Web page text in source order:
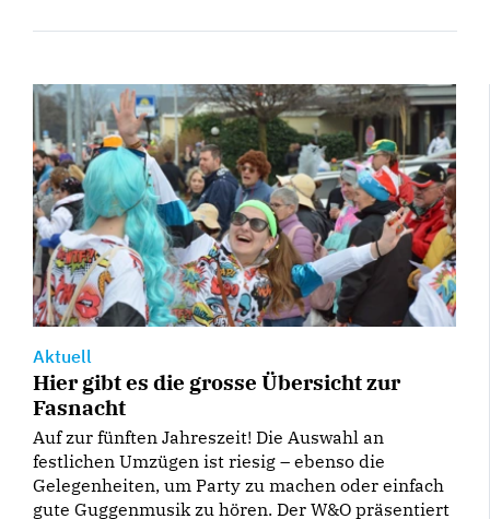
Aktuell
Hier gibt es die grosse Übersicht zur
Fasnacht
Auf zur fünften Jahreszeit! Die Auswahl an
festlichen Umzügen ist riesig – ebenso die
Gelegenheiten, um Party zu machen oder einfach
gute Guggenmusik zu hören. Der W&O präsentiert